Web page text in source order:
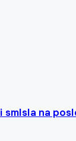
smlsla na